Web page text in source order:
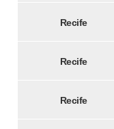
Recife
Recife
Recife